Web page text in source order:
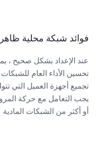
فوائد شبكة محلية
عند الإعداد بشكل صحيح ،
تجميع أجهزة العميل التي
يجب التعامل مع حركة
أو أكثر من الشبكات